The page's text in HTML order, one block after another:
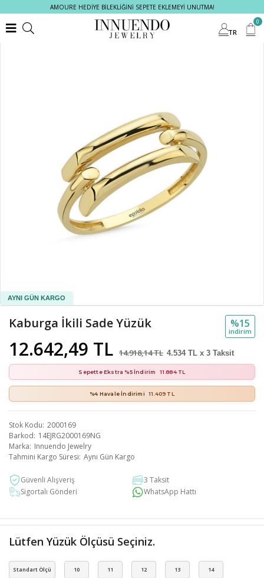
AMOURE HEDİYE BİLEKLİĞİNİ SEPETE EKLEMEYİ UNUTMA!
TR
0
Kaburga İkili Sade Yüzük
12.642,49 TL 14.918,14 TL
%15
i̇ndi̇ri̇m
4.534 TL x 3 Taksit
Sepette Ekstra %5 İndirim 11.884 TL
%4 Havale İndirimi 11.409 TL
Stok Kodu 2000169
Barkod 14EJRG2000169NG
Marka Innuendo Jewelry
Tahmini Kargo Süresi Aynı Gün Kargo
Güvenli Alışveriş
3 Taksit
Sigortalı Gönderi
WhatsApp Hattı
Lütfen Yüzük Ölçüsü Seçiniz.
Standart Ölçü 10 11 12 13 14